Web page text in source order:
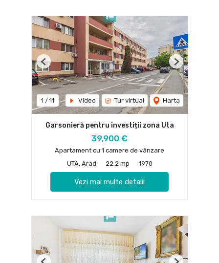
1 / 11 Video Tur virtual Harta
Previous Next
Garsonieră pentru investiții zona Uta
39,900 €
Apartament cu 1 camere de vânzare
UTA, Arad
22.2 mp 1970
Vezi mai multe detalii